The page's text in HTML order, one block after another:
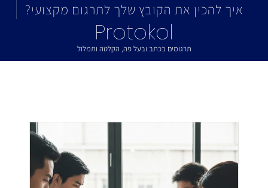
איך להכין את הקובץ שלך לתרגום מקצועי?
Protokol
תרגומים בכתב ובעל פה, הקלטה ותמלול